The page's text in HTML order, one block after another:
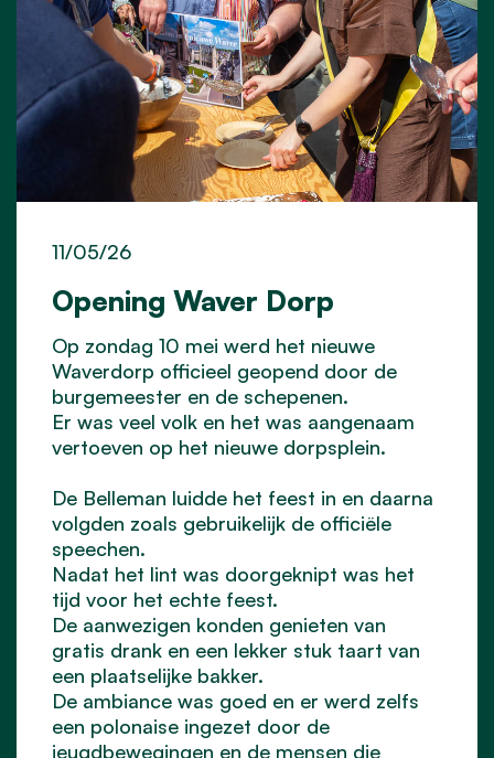
Opening Waver Dorp
11/05/26
Op zondag 10 mei werd het nieuwe
Waverdorp officieel geopend door de
burgemeester en de schepenen.
Er was veel volk en het was aangenaam
vertoeven op het nieuwe dorpsplein.
De Belleman luidde het feest in en daarna
volgden zoals gebruikelijk de officiële
speechen.
Nadat het lint was doorgeknipt was het
tijd voor het echte feest.
De aanwezigen konden genieten van
gratis drank en een lekker stuk taart van
een plaatselijke bakker.
De ambiance was goed en er werd zelfs
een polonaise ingezet door de
jeugdbewegingen en de mensen die